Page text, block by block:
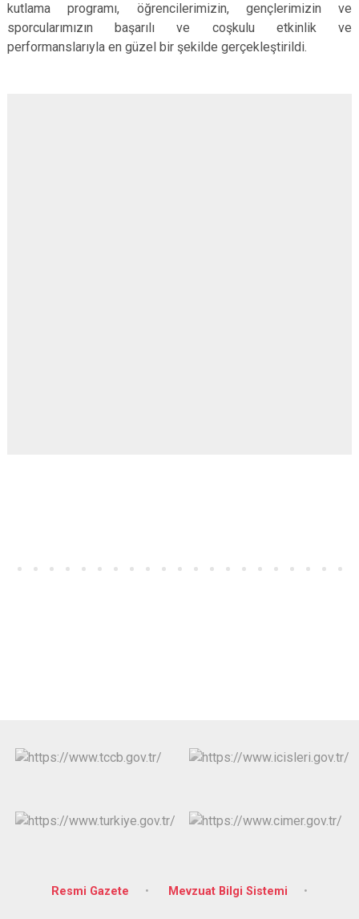
kutlama programı, öğrencilerimizin, gençlerimizin ve
sporcularımızın başarılı ve coşkulu etkinlik ve
performanslarıyla en güzel bir şekilde gerçekleştirildi.
Resmi Gazete Mevzuat Bilgi Sistemi